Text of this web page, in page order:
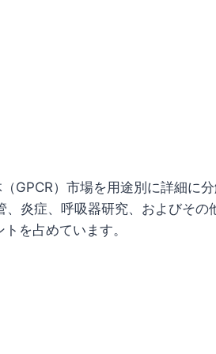
GPCR）市場を用途別に詳細に
炎症、呼吸器研究、およびその
を占めています。